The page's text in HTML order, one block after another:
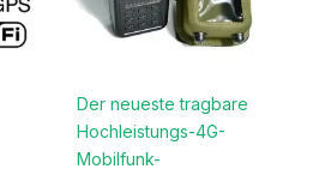
Der neueste tragbare
Hochleistungs-4G-
Mobilfunk-